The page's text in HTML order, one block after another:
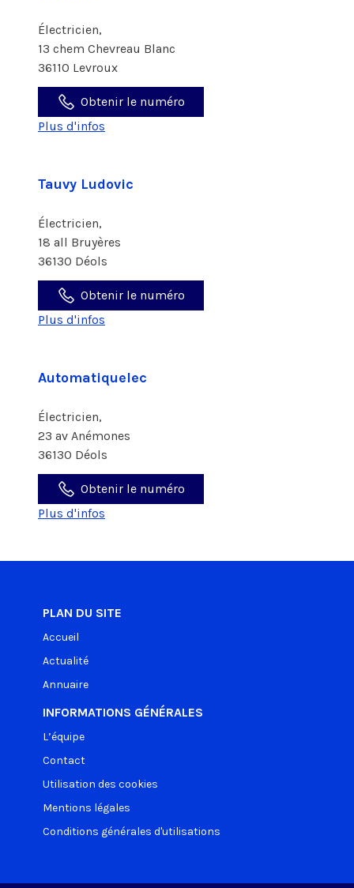
Électricien,
13 chem Chevreau Blanc
36110 Levroux
Obtenir le numéro
Plus d'infos
Tauvy Ludovic
Électricien,
18 all Bruyères
36130 Déols
Obtenir le numéro
Plus d'infos
Automatiquelec
Électricien,
23 av Anémones
36130 Déols
Obtenir le numéro
Plus d'infos
PLAN DU SITE
Accueil
Actualité
Annuaire
INFORMATIONS GÉNÉRALES
L’équipe
Contact
Utilisation des cookies
Mentions légales
Conditions générales d'utilisations